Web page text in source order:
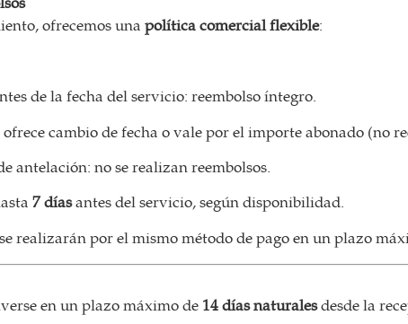
ofrecemos una política comercial flexible:
de la fecha del servicio: reembolso íntegro.
ofrece cambio de fecha o vale por el importe abonado (no
antelación: no se realizan reembolsos.
7 díasantes del servicio, según disponibilidad.
realizarán por el mismo método de pago en un plazo
en un plazo máximo de 14 días naturalesdesde la